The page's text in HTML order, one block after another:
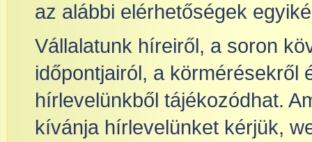
az alábbi elérhetőségek
Vállalatunk híreiről, a soron
időpontjairól, a körmérésekről
hírlevelünkből tájékozódhat.
kívánja hírlevelünket kérjük,